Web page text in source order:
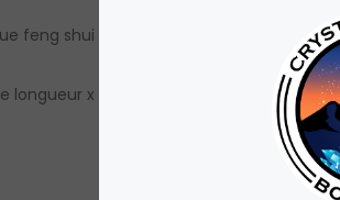
feng shui de protection.
longueur x 7,0 cm de largeur x 5,5 cm de